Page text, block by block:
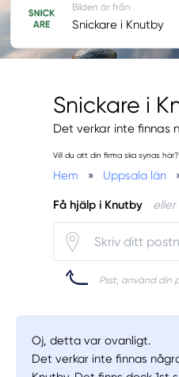
Snickare i
Det verkar inte finnas
Vill du att din firma ska synas här?
Hem » Uppsala län
Få hjälp i Knutby eller
Psst, använd din
Bilden är från
Snickare i Knutby
Oj, detta var ovanligt.
Det verkar inte finnas